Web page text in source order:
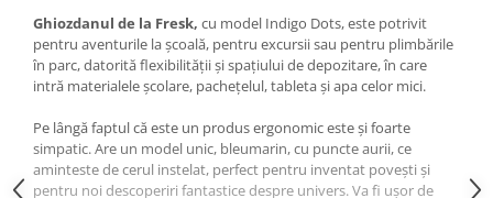
Ghiozdanul de la Fresk, cu model Indigo Dots, este potrivit
pentru aventurile la școală, pentru excursii sau pentru plimbările
în parc, datorită flexibilității și spațiului de depozitare, în care
intră materialele școlare, pachețelul, tableta și apa celor mici.
Pe lângă faptul că este un produs ergonomic este și foarte
simpatic. Are un model unic, bleumarin, cu puncte aurii, ce
aminteste de cerul instelat, perfect pentru inventat povești și
pentru noi descoperiri fantastice despre univers. Va fi ușor de